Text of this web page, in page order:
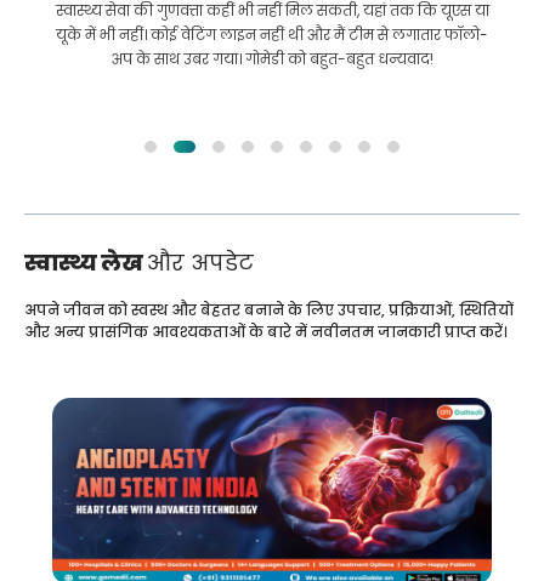
इलाज कराने के लिए बांग्लादेश से भारत की मेरी यात्रा में मेरी मदद की।
हमने GoMedii को चुनने में सही चुनाव किया। वे इलाज के बाद भी हमारे
साथ एक अच्छा रिश्ता रखते हैं
स्वास्थ्य लेखऔर अपडेट
अपने जीवन को स्वस्थ और बेहतर बनाने के लिए उपचार, प्रक्रियाओं, स्थितियों
और अन्य प्रासंगिक आवश्यकताओं के बारे में नवीनतम जानकारी प्राप्त करें।